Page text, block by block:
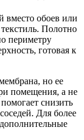
вместо обоев или
Полотно
периметру
готовая к
но ее
помещения, а не
снизить
Для более